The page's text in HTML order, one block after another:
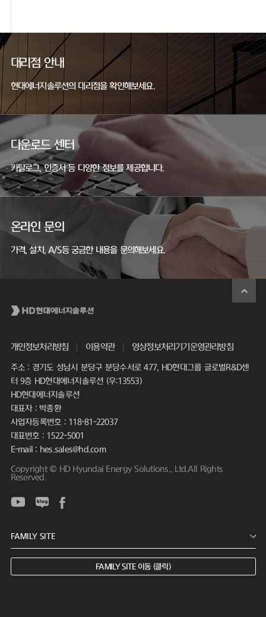
대리점 안내
현대에너지솔루션의 대리점을 확인해보세요.
다운로드 센터
카탈로그, 인증서 등 다양한 정보를 제공합니다.
온라인 문의
가격, 설치, A/S등 궁금한 내용을 문의해보세요.
개인정보처리방침 이용약관 영상정보처리기기운영관리방침
주소 : 경기도 성남시 분당구 분당수서로 477, HD현대그룹 글로벌R&D센
터 9층 HD현대에너지솔루션 (우:13553)
HD현대에너지솔루션
대표자 : 박종환
사업자등록번호 : 118-81-22037
대표번호 : 1522-5001
E-mail : hes.sales@hd.com
Copyright © HD Hyundai Energy Solutions., Ltd.All Rights
Reserved.
FAMILY SITE 이동 (클릭)